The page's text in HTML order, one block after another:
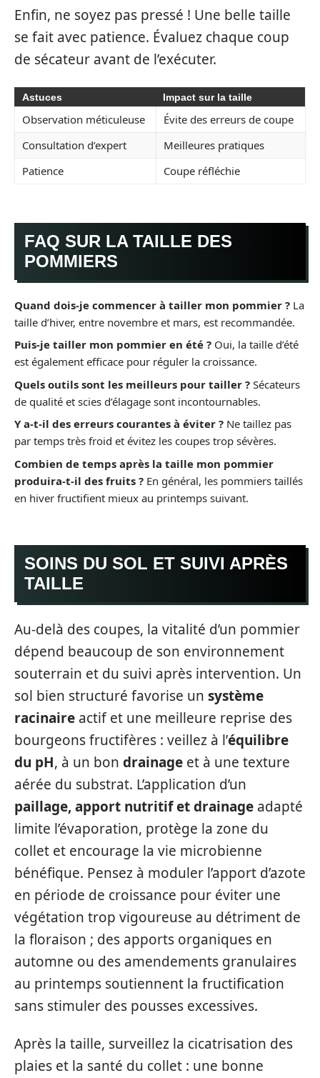
Enfin, ne soyez pas pressé ! Une belle taille
se fait avec patience. Évaluez chaque coup
de sécateur avant de l’exécuter.
Astuces Impact sur la taille
Observation méticuleuse
Évite des erreurs de coupe
Consultation d’expert
Meilleures pratiques
Patience
Coupe réfléchie
FAQ SUR LA TAILLE DES
POMMIERS
Quand dois-je commencer à tailler mon pommier ? La
taille d’hiver, entre novembre et mars, est recommandée.
Puis-je tailler mon pommier en été ? Oui, la taille d’été
est également efficace pour réguler la croissance.
Quels outils sont les meilleurs pour tailler ? Sécateurs
de qualité et scies d’élagage sont incontournables.
Y a-t-il des erreurs courantes à éviter ? Ne taillez pas
par temps très froid et évitez les coupes trop sévères.
Combien de temps après la taille mon pommier
produira-t-il des fruits ? En général, les pommiers taillés
en hiver fructifient mieux au printemps suivant.
SOINS DU SOL ET SUIVI APRÈS
TAILLE
Au-delà des coupes, la vitalité d’un pommier
dépend beaucoup de son environnement
souterrain et du suivi après intervention. Un
sol bien structuré favorise un système
racinaire actif et une meilleure reprise des
bourgeons fructifères : veillez à l’équilibre
du pH, à un bon drainage et à une texture
aérée du substrat. L’application d’un
paillage, apport nutritif et drainage adapté
limite l’évaporation, protège la zone du
collet et encourage la vie microbienne
bénéfique. Pensez à moduler l’apport d’azote
en période de croissance pour éviter une
végétation trop vigoureuse au détriment de
la floraison ; des apports organiques en
automne ou des amendements granulaires
au printemps soutiennent la fructification
sans stimuler des pousses excessives.
Après la taille, surveillez la cicatrisation des
plaies et la santé du collet : une bonne